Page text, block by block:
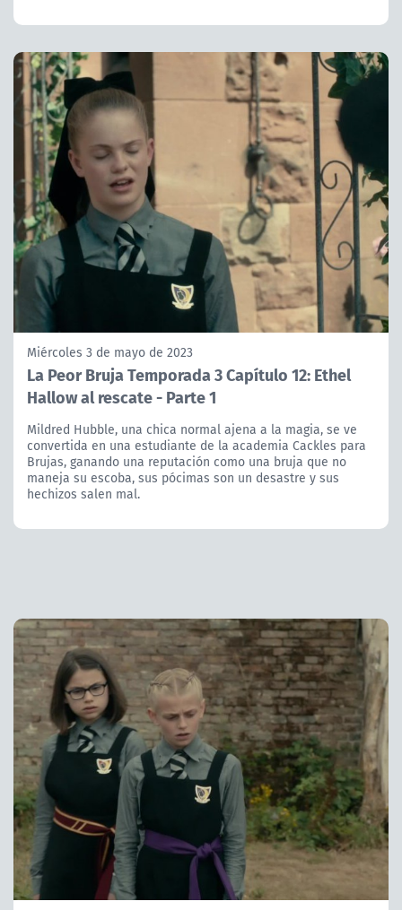
Miércoles 3 de mayo de 2023
La Peor Bruja Temporada 3 Capítulo 12: Ethel
Hallow al rescate - Parte 1
Mildred Hubble, una chica normal ajena a la magia, se ve
convertida en una estudiante de la academia Cackles para
Brujas, ganando una reputación como una bruja que no
maneja su escoba, sus pócimas son un desastre y sus
hechizos salen mal.